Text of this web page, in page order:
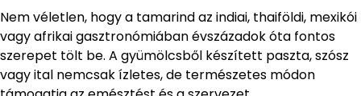
Nem véletlen, hogy a tamarind az indiai, thaiföldi, mexikói
vagy afrikai gasztronómiában évszázadok óta fontos
szerepet tölt be. A gyümölcsből készített paszta, szósz
vagy ital nemcsak ízletes, de természetes módon